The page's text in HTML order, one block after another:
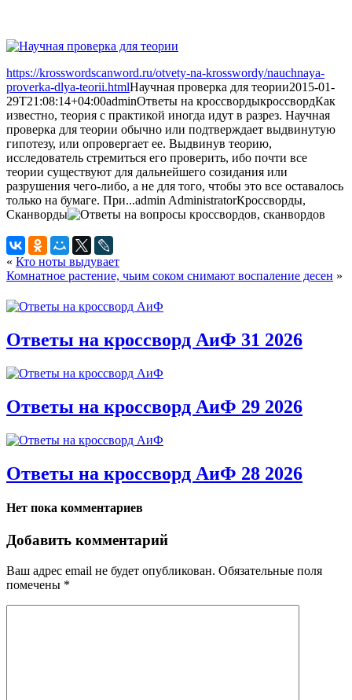
https://krosswordscanword.ru/otvety-na-krosswordy/nauchnaya-
proverka-dlya-teorii.htmlНаучная проверка для теории2015-01-
29T21:08:14+04:00adminОтветы на кроссвордыкроссвордКак
известно, теория с практикой иногда идут в разрез. Научная
проверка для теории обычно или подтверждает выдвинутую
гипотезу, или опровергает ее. Выдвинув теорию,
исследователь стремиться его проверить, ибо почти все
теории существуют для дальнейшего созидания или
разрушения чего-либо, а не для того, чтобы это все оставалось
только на бумаге. При...admin AdministratorКроссворды,
Сканворды
« Кто ноты выдувает
Комнатное растение, чьим соком снимают воспаление десен »
Ответы на кроссворд АиФ 31 2026
Ответы на кроссворд АиФ 29 2026
Ответы на кроссворд АиФ 28 2026
Нет пока комментариев
Добавить комментарий
Ваш адрес email не будет опубликован. Обязательные поля
помечены *